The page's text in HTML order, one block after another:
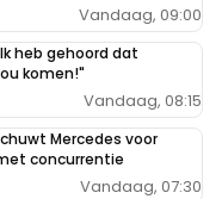
Vandaag, 09:00
heb gehoord dat
komen!"
Vandaag, 08:15
Mercedes voor
concurrentie
Vandaag, 07:30